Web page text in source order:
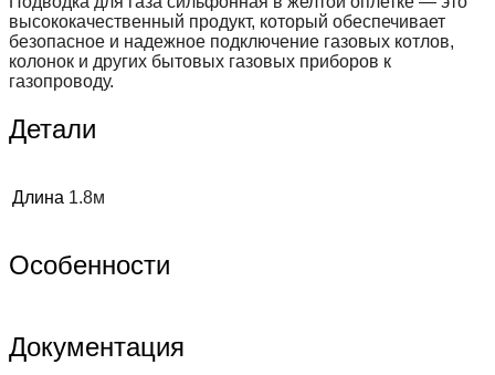
высококачественный продукт, который обеспечивает
безопасное и надежное подключение газовых котлов,
колонок и других бытовых газовых приборов к
газопроводу.
Детали
Длина 1.8м
Особенности
Документация